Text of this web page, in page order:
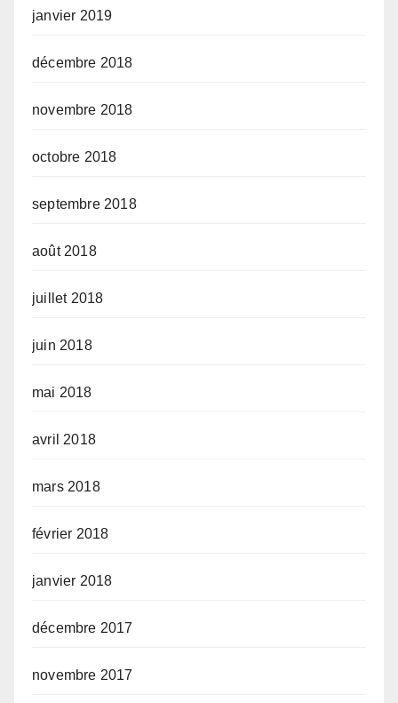
janvier 2019
décembre 2018
novembre 2018
octobre 2018
septembre 2018
août 2018
juillet 2018
juin 2018
mai 2018
avril 2018
mars 2018
février 2018
janvier 2018
décembre 2017
novembre 2017